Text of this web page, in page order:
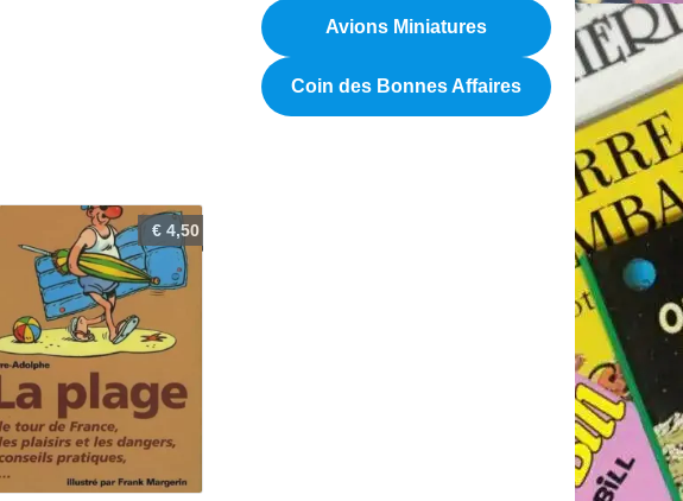
€ 4,50
Avions Miniatures
Coin des Bonnes Affaires